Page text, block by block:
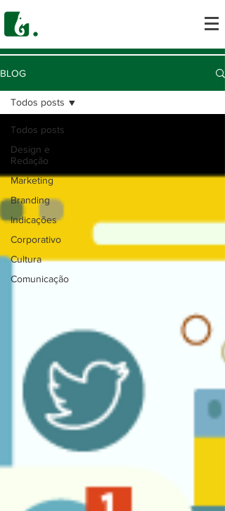
BLOG
Todos posts
Design e
Redação
Marketing
Branding
Indicações
Corporativo
Cultura
Comunicação
Todos posts